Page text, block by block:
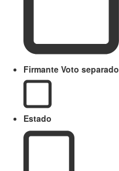
Firmante Voto separado
Estado